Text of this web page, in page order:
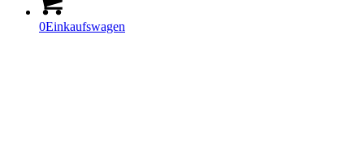
0Einkaufswagen